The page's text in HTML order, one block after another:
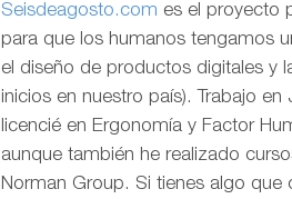
Seisdeagosto.com es el proyecto
para que los humanos tengamos
el diseño de productos digitales y
inicios en nuestro país). Trabajo
licencié en Ergonomía y Factor
aunque también he realizado
Norman Group. Si tienes algo